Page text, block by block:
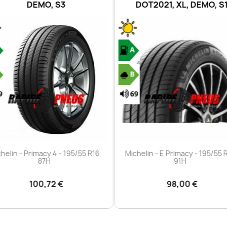
DEMO, S3
Aperçu rapide
- Primacy 4 - 195/55 R16
87H
100,72 €
DOT2021, XL, DEMO, S1
Aperçu rapide
Michelin - E Primacy - 195/55
91H
98,00 €